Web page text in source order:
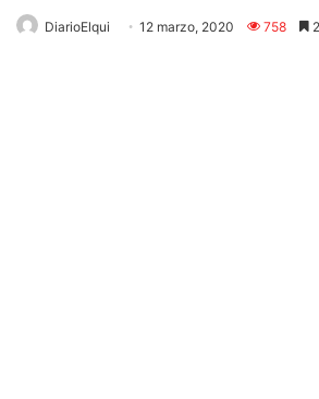
DiarioElqui 12 marzo, 2020 758